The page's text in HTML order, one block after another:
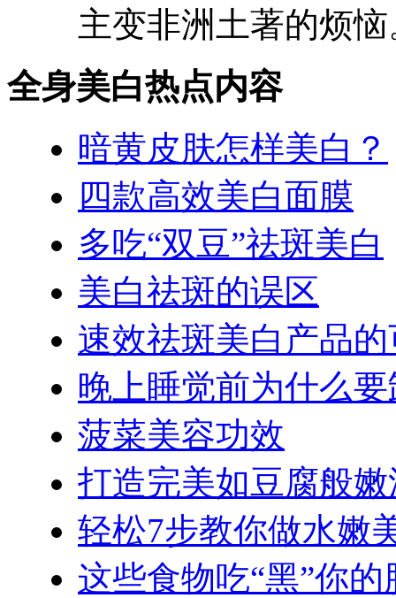
主变非洲土著的烦
全身美白热点内容
暗黄皮肤怎样美白？
四款高效美白面膜
多吃“双豆”祛斑美白
美白祛斑的误区
速效祛斑美白产品
晚上睡觉前为什么
菠菜美容功效
打造完美如豆腐般
轻松7步教你做水嫩
这些食物吃“黑”你的